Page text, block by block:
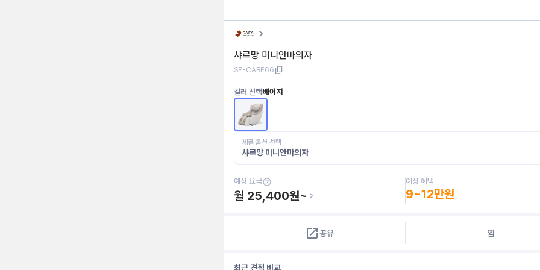
샤르망 미니안마의자
SF-CARE66
컬러 선택베이지
제품 옵션 선택
샤르망 미니안마의자
예상 요금
월 25,400원~
예상 혜택
9~12만원
공유 찜
최근 견적 비교